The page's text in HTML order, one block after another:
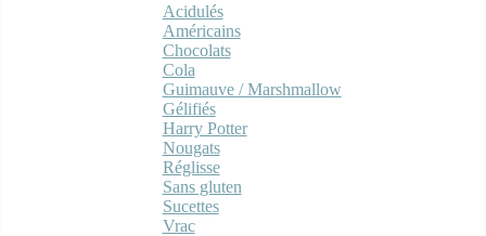
Acidulés
Américains
Chocolats
Cola
Guimauve / Marshmallow
Gélifiés
Harry Potter
Nougats
Réglisse
Sans gluten
Sucettes
Vrac